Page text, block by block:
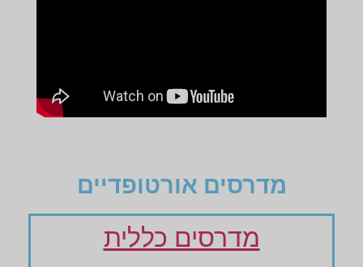
מדרסים אורטופדיים
מדרסים כללית